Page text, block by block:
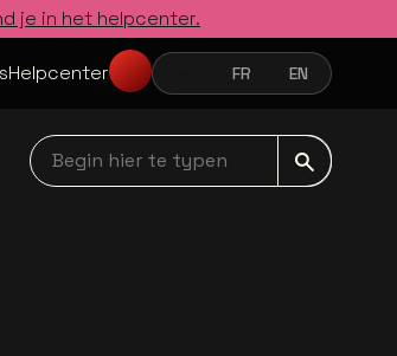
je in het helpcenter.
Helpcenter NEDERLANDSFRANÇAIS
FR ENGLISH
EN
Begin hier te typen navbar